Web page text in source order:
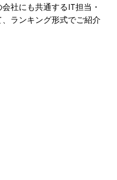
社にも共通するIT担当・
ランキング形式でご紹介